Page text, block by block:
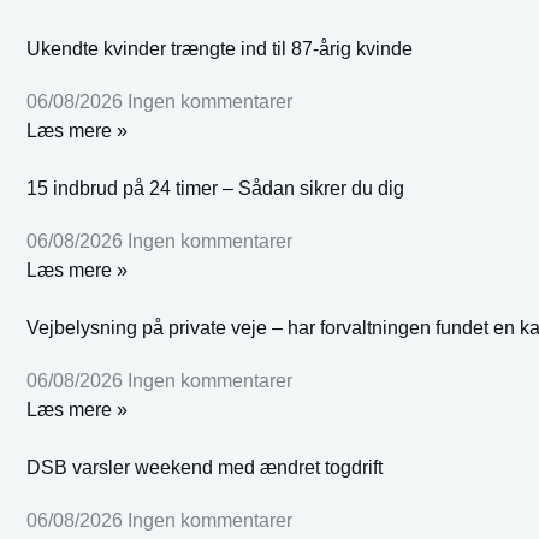
Ukendte kvinder trængte ind til 87-årig kvinde
06/08/2026 Ingen kommentarer
Læs mere »
15 indbrud på 24 timer – Sådan sikrer du dig
06/08/2026 Ingen kommentarer
Læs mere »
Vejbelysning på private veje – har forvaltningen fundet en
06/08/2026 Ingen kommentarer
Læs mere »
DSB varsler weekend med ændret togdrift
06/08/2026 Ingen kommentarer